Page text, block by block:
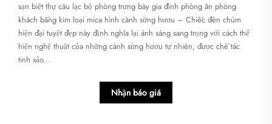
sạn biệt thự câu lạc bộ phòng trưng bày gia đình phòng ăn phòng
khách bằng kim loại mica hình cành sừng hươu – Chiếc đèn chùm
hiện đại tuyệt đẹp này định nghĩa lại ánh sáng sang trọng với cách thể
hiện nghệ thuật của những cành sừng hươu tự nhiên, được chế tác
tinh xảo...
Nhận báo giá